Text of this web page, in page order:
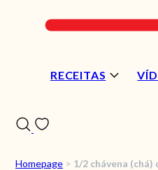
RECEITAS
Homepage > 1/2 chávena